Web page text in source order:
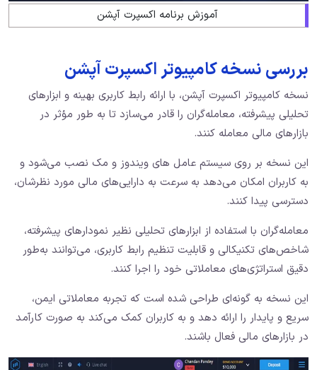
آموزش برنامه اکسپرت آپشن
بررسی نسخه کامپیوتر اکسپرت آپشن
نسخه کامپیوتر اکسپرت آپشن، با ارائه رابط کاربری بهینه و ابزارهای
تحلیلی پیشرفته، معامله‌گران را قادر می‌سازد تا به طور مؤثر در
بازارهای مالی معامله کنند.
این نسخه بر روی سیستم‌ عامل‌ های ویندوز و مک نصب می‌شود و
به کاربران امکان می‌دهد به سرعت به دارایی‌های مالی مورد نظرشان،
دسترسی پیدا کنند.
معامله‌گران با استفاده از ابزارهای تحلیلی نظیر نمودارهای پیشرفته،
شاخص‌های تکنیکالی و قابلیت تنظیم رابط کاربری، می‌توانند به‌طور
دقیق استراتژی‌های معاملاتی خود را اجرا کنند.
این نسخه به گونه‌ای طراحی شده است که تجربه معاملاتی ایمن،
سریع و پایدار را ارائه دهد و به کاربران کمک می‌کند به صورت کارآمد
در بازارهای مالی فعال باشند.